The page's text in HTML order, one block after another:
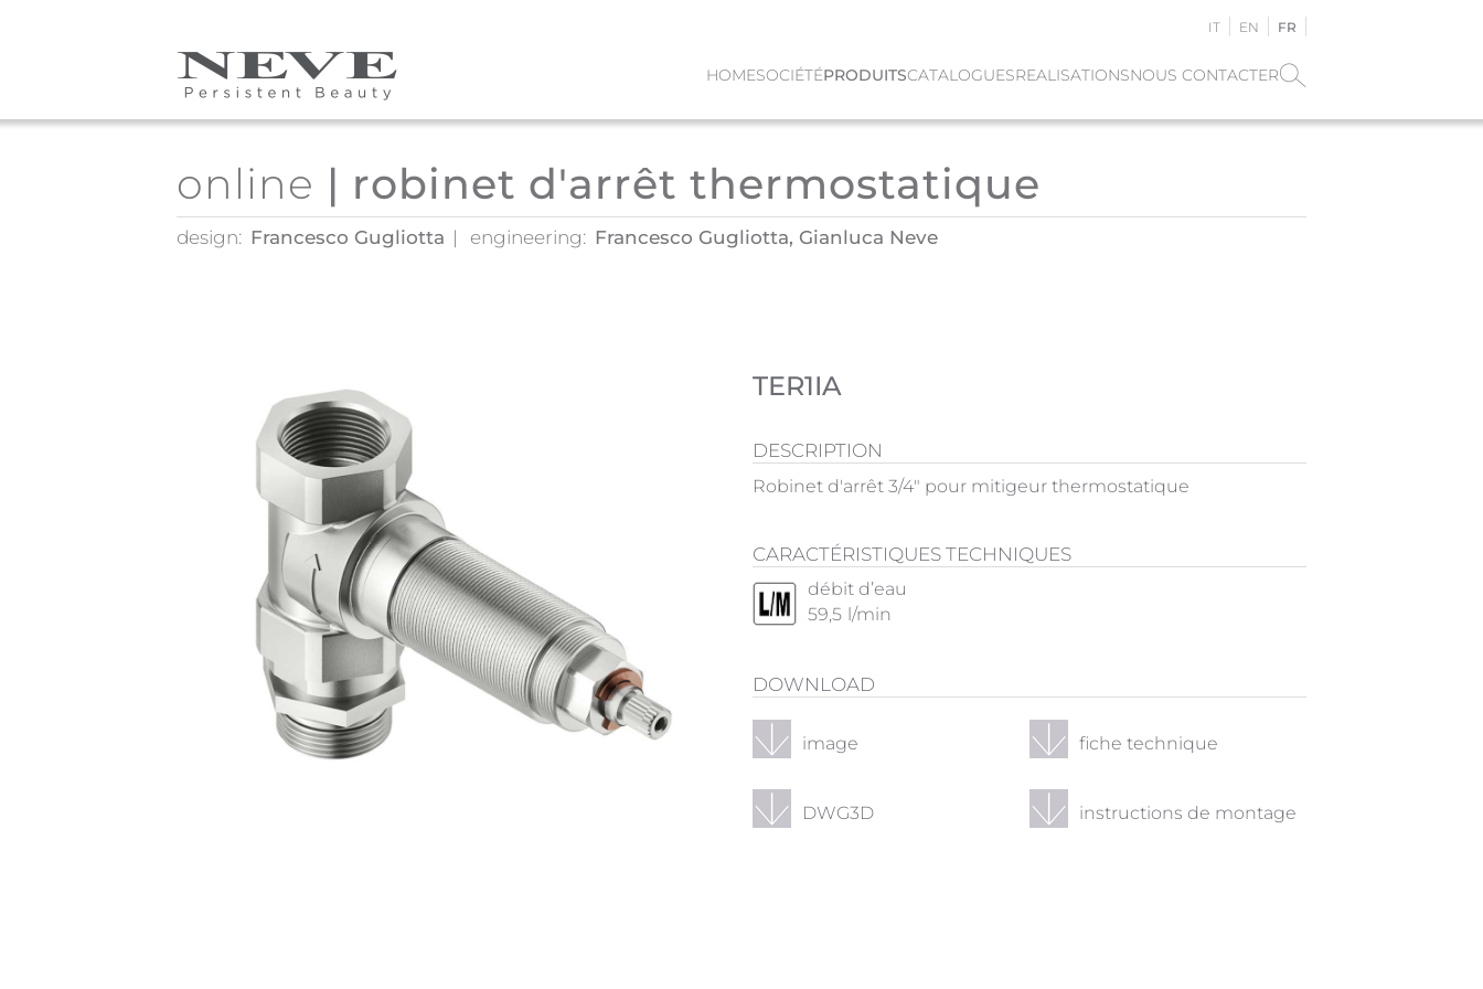
Skip to main content
IT EN FR
HOMESOCIÉTÉPRODUITSCATALOGUESREALISATIONSNOUS CONTACTER
online | robinet d'arrêt thermostatique
design: Francesco Gugliotta engineering: Francesco Gugliotta, Gianluca Neve
TER1IA
DESCRIPTION
Robinet d'arrêt 3/4" pour mitigeur thermostatique
CARACTÉRISTIQUES TECHNIQUES
débit d’eau
59,5 l/min
DOWNLOAD
image fiche technique
DWG3D instructions de montage